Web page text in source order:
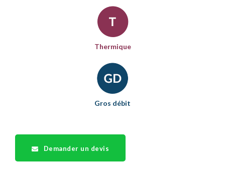
Thermique
Gros débit
Demander un devis